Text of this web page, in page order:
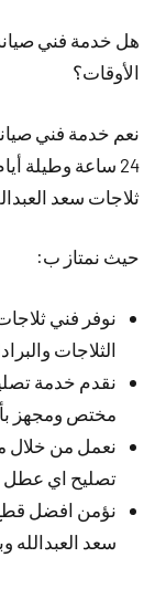
هل خدمة فني
الأوقات؟
نعم خدمة فني
24 ساعة وطيلة
ثلاجات سعد
حيث نمتاز ب:
نوفر فني
الثلاجات
نقدم خدمة
مختص ومجهز
نعمل من خلال
تصليح اي عطل
نؤمن افضل
سعد